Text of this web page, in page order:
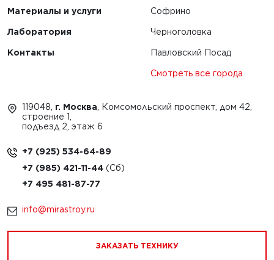
Материалы и услуги
Лаборатория
Контакты
Софрино
Черноголовка
Павловский Посад
Смотреть все города
119048, г. Москва, Комсомольский проспект, дом 42,
строение 1,
подъезд 2, этаж 6
+7 (925) 534-64-89
+7 (985) 421-11-44
+7 495 481-87-77
info@mirastroy.ru
ЗАКАЗАТЬ ТЕХНИКУ